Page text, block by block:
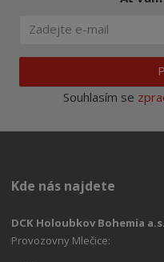
Souhlasím se
Kde nás najdete
DCK Holoubkov Bohemia a.s.
Provozovny Mlečice: